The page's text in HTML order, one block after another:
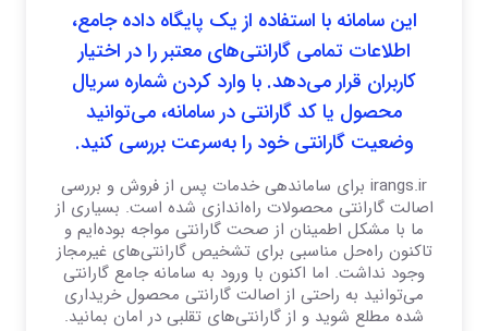
این سامانه با استفاده از یک پایگاه داده جامع،
اطلاعات تمامی گارانتی‌های معتبر را در اختیار
کاربران قرار می‌دهد. با وارد کردن شماره سریال
محصول یا کد گارانتی در سامانه، می‌توانید
وضعیت گارانتی خود را به‌سرعت بررسی کنید.
irangs.ir برای ساماندهی خدمات پس از فروش و بررسی
اصالت گارانتی محصولات راه‌اندازی شده است. بسیاری از
ما با مشکل اطمینان از صحت گارانتی مواجه بوده‌ایم و
تاکنون راه‌حل مناسبی برای تشخیص گارانتی‌های غیرمجاز
وجود نداشت. اما اکنون با ورود به سامانه جامع گارانتی
می‌توانید به راحتی از اصالت گارانتی محصول خریداری
شده مطلع شوید و از گارانتی‌های تقلبی در امان بمانید.